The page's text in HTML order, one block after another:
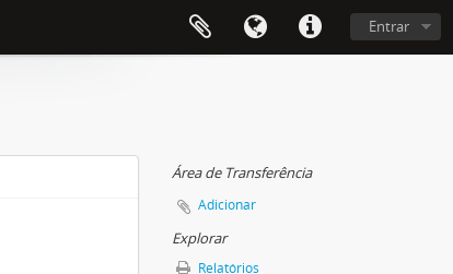
Entrar
Área de Transferência
Adicionar
Explorar
Relatórios